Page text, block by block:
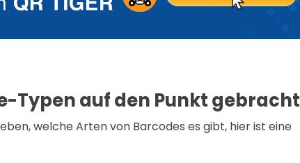
Typen auf den Punkt gebracht
welche Arten von Barcodes es gibt, hier ist eine